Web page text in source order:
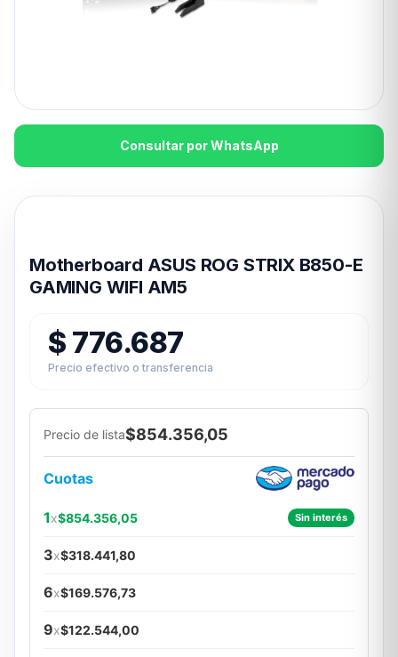
Consultar por WhatsApp
Motherboard ASUS ROG STRIX B850-E
GAMING WIFI AM5
$ 776.687
Precio efectivo o transferencia
Precio de lista$854.356,05
Cuotas
1x$854.356,05 Sin interés
3x$318.441,80
6x$169.576,73
9x$122.544,00